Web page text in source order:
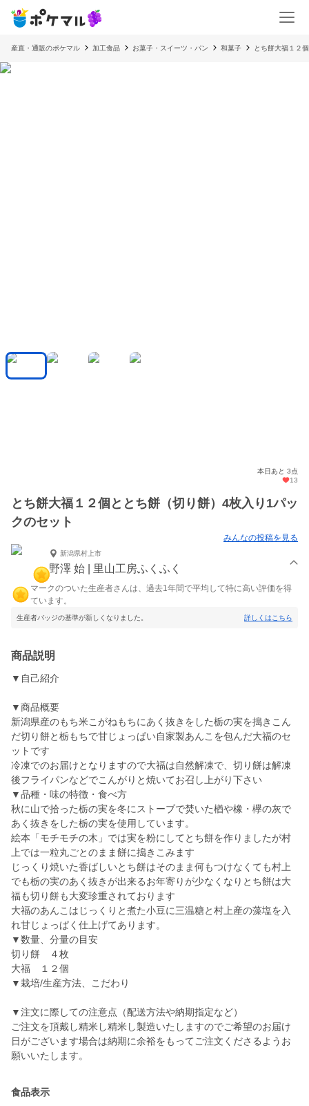
産直・通販のポケマル 加工食品 お菓子・スイーツ・パン 和菓子 とち餅大福１２
本日あと 3点
13
とち餅大福１２個ととち餅（切り餅）4枚入り1パッ
クのセット
みんなの投稿を見る
新潟県村上市
野澤 始 | 里山工房ふくふく
マークのついた生産者さんは、過去1年間で平均して特に高い評価を得
ています。
生産者バッジの基準が新しくなりました。 詳しくはこちら
商品説明
▼自己紹介
▼商品概要
新潟県産のもち米こがねもちにあく抜きをした栃の実を搗きこん
だ切り餅と栃もちで甘じょっぱい自家製あんこを包んだ大福のセ
ットです
冷凍でのお届けとなりますので大福は自然解凍で、切り餅は解凍
後フライパンなどでこんがりと焼いてお召し上がり下さい
▼品種・味の特徴・食べ方
秋に山で拾った栃の実を冬にストーブで焚いた楢や橡・欅の灰で
あく抜きをした栃の実を使用しています。
絵本「モチモチの木」では実を粉にしてとち餅を作りましたが村
上では一粒丸ごとのまま餅に搗きこみます
じっくり焼いた香ばしいとち餅はそのまま何もつけなくても村上
でも栃の実のあく抜きが出来るお年寄りが少なくなりとち餅は大
福も切り餅も大変珍重されております
大福のあんこはじっくりと煮た小豆に三温糖と村上産の藻塩を入
れ甘じょっぱく仕上げてあります。
▼数量、分量の目安
切り餅 ４枚
大福 １２個
▼栽培/生産方法、こだわり
▼注文に際しての注意点（配送方法や納期指定など）
ご注文を頂戴し精米し精米し製造いたしますのでご希望のお届け
日がございます場合は納期に余裕をもってご注文くださるようお
願いいたします。
食品表示